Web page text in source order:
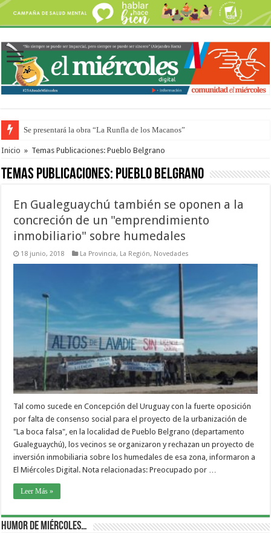
Se presentará la obra “La Runfla de los Macanos”
Preparan otro encuentro de autos clásicos y antiguos
Inicio » Temas Publicaciones: Pueblo Belgrano
Temas Publicaciones: Pueblo Belgrano
En Gualeguaychú también se oponen a la
concreción de un "emprendimiento
inmobiliario" sobre humedales
18 junio, 2018 La Provincia, La Región, Novedades
Tal como sucede en Concepción del Uruguay con la fuerte oposición
por falta de consenso social para el proyecto de la urbanización de
"La boca falsa", en la localidad de Pueblo Belgrano (departamento
Gualeguaychú), los vecinos se organizaron y rechazan un proyecto de
inversión inmobiliaria sobre los humedales de esa zona, informaron a
El Miércoles Digital. Nota relacionadas: Preocupado por …
Leer Más »
Humor de Miércoles…